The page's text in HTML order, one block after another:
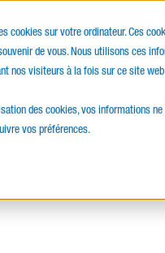
cookies sur votre ordinateur. Ces
de vous. Nous utilisons ces
nos visiteurs à la fois sur ce site
des cookies, vos informations
vos préférences.
E-Catalogue
d’urgence Combos